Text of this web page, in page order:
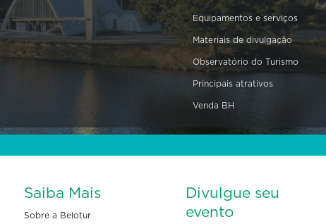
Equipamentos e serviços
Materiais de divulgação
Observatório do Turismo
Principais atrativos
Venda BH
Saiba Mais
Sobre a Belotur
Divulgue seu
evento